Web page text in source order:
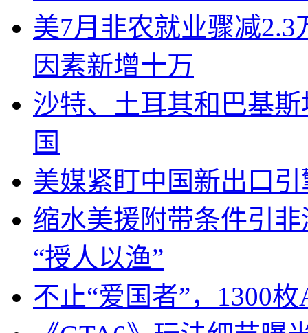
美7月非农就业骤减
因素新增十万
沙特、土耳其和巴基
国
美媒紧盯中国新出口
缩水美援附带条件引
“授人以渔”
不止“爱国者”，1300